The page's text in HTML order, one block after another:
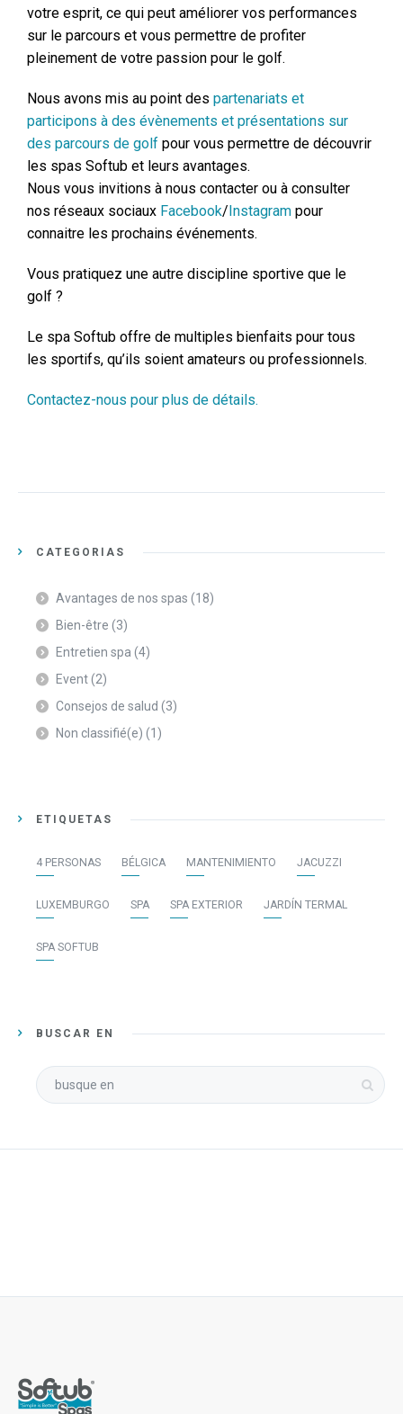
votre esprit, ce qui peut améliorer vos performances
sur le parcours et vous permettre de profiter
pleinement de votre passion pour le golf.
Nous avons mis au point des partenariats et
participons à des évènements et présentations sur
des parcours de golf pour vous permettre de découvrir
les spas Softub et leurs avantages.
Nous vous invitions à nous contacter ou à consulter
nos réseaux sociaux Facebook/Instagram pour
connaitre les prochains événements.
Vous pratiquez une autre discipline sportive que le
golf ?
Le spa Softub offre de multiples bienfaits pour tous
les sportifs, qu’ils soient amateurs ou professionnels.
Contactez-nous pour plus de détails.
CATEGORÍAS
Avantages de nos spas (18)
Bien-être (3)
Entretien spa (4)
Event(2)
Consejos de salud (3)
Non classifié(e) (1)
ETIQUETAS
4 PERSONAS BÉLGICA MANTENIMIENTO JACUZZI
LUXEMBURGO SPA SPA EXTERIOR JARDÍN TERMAL
SPA SOFTUB
BUSCAR EN